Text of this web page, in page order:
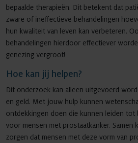
bepaalde therapieën. Dit betekent dat
zware of ineffectieve behandelingen
hun kwaliteit van leven kan verbeteren.
behandelingen hierdoor effectiever
genezing vergroot!
Hoe kan jij helpen?
Dit onderzoek kan alleen uitgevoerd
en geld. Met jouw hulp kunnen
ontdekkingen doen die kunnen leiden tot
voor mensen met prostaatkanker. Samen
zorgen dat mensen met deze vorm van